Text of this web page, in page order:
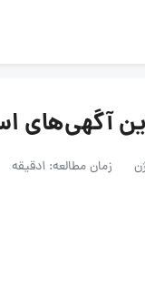
زمان مطالعه: 1دقیقه